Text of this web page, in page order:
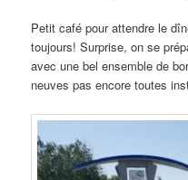
Petit café pour attendre le
toujours! Surprise, on se
avec une bel ensemble de
neuves pas encore toutes